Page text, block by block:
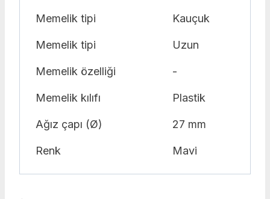
Memelik tipi Kauçuk
Memelik tipi Uzun
Memelik özelliği -
Memelik kılıfı Plastik
Ağız çapı (Ø) 27 mm
Renk Mavi